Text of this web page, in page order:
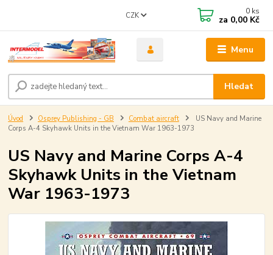
Menu
CZK
Hledat
0 ks
za 0,00 Kč
Úvod Osprey Publishing - GB Combat aircraft
US Navy and Marine
Corps A-4 Skyhawk Units in the Vietnam War 1963-1973
US Navy and Marine Corps A-4
Skyhawk Units in the Vietnam
War 1963-1973